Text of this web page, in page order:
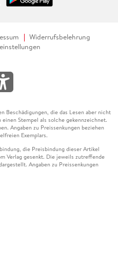
Widerrufsbelehrung
Beschädigungen, die das Lesen aber nicht
Stempel als solche gekennzeichnet.
Angaben zu Preissenkungen beziehen
Exemplars.
die Preisbindung dieser Artikel
Verlag gesenkt. Die jeweils zutreffende
Angaben zu Preissenkungen